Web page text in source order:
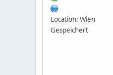
Location: Wien
Gespeichert